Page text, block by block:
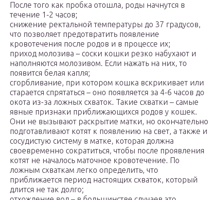
После того как пробка отошла, роды начнутся в
течение 1-2 часов;
снижение ректальной температуры до 37 градусов,
что позволяет предотвратить появление
кровотечения после родов и в процессе их;
приход молозива – соски кошки резко набухают и
наполняются молозивом. Если нажать на них, то
появится белая капля;
сгорбливание, при котором кошка вскрикивает или
старается спрятаться – оно появляется за 4-6 часов до
окота из-за ложных схваток. Такие схватки – самые
явные признаки приближающихся родов у кошек.
Они не вызывают раскрытие матки, но окончательно
подготавливают котят к появлению на свет, а также и
сосудистую систему в матке, которая должна
своевременно сократиться, чтобы после проявления
котят не началось маточное кровотечение. По
ложным схваткам легко определить, что
приближается период настоящих схваток, который
длится не так долго;